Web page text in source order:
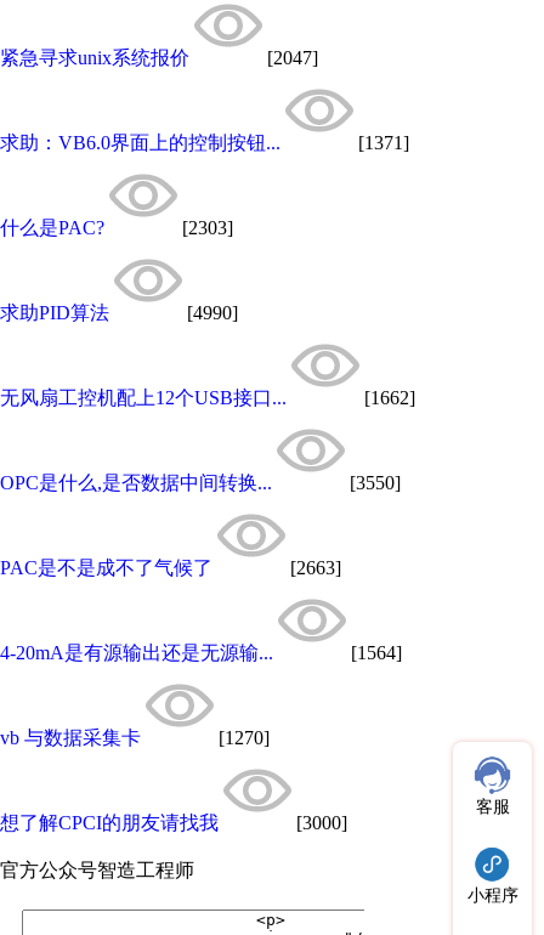
紧急寻求unix系统报价 [2047]
求助：VB6.0界面上的控制按钮... [1371]
什么是PAC? [2303]
求助PID算法 [4990]
无风扇工控机配上12个USB接口... [1662]
OPC是什么,是否数据中间转换... [3550]
PAC是不是成不了气候了 [2663]
4-20mA是有源输出还是无源输... [1564]
vb 与数据采集卡 [1270]
想了解CPCI的朋友请找我 [3000]
官方公众号智造工程师
客服
小程序